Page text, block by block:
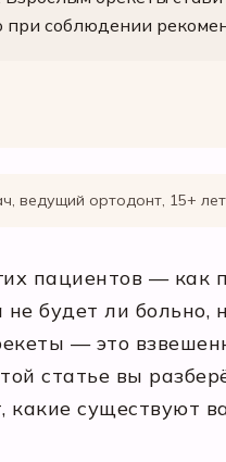
при соблюдении
ведущий ортодонт, 15+
пациентов — как
будет ли больно,
— это
статье вы
существуют